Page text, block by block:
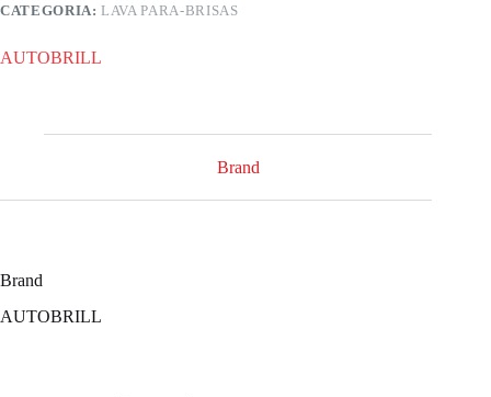
CATEGORIA:LAVA PARA-BRISAS
AUTOBRILL
Brand
Brand
AUTOBRILL